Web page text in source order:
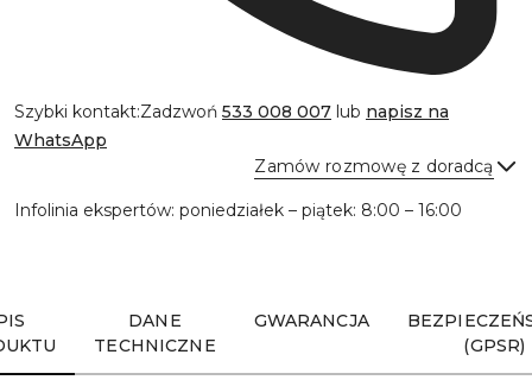
Szybki kontakt:Zadzwoń 533 008 007 lub napisz na
WhatsApp
Zamów rozmowę z doradcą
Infolinia ekspertów: poniedziałek – piątek: 8:00 – 16:00
DANE
TECHNICZNE
GWARANCJA
(GPSR)